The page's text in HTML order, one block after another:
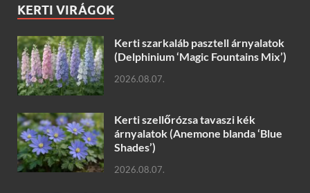
KERTI VIRÁGOK
Kerti szarkaláb pasztell árnyalatok
(Delphinium ‘Magic Fountains Mix’)
2026.08.07.
Kerti szellőrózsa tavaszi kék
árnyalatok (Anemone blanda ‘Blue
Shades’)
2026.08.07.